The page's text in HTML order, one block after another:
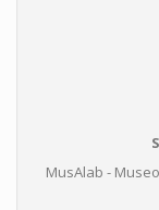
MusAlab -